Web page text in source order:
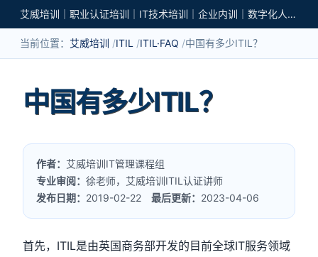
艾威培训｜职业认证培训｜IT技术培训｜企业内训｜数字化人才培养
当前位置： 艾威培训 ITIL ITIL·FAQ 中国有多少ITIL？
中国有多少ITIL？
作者： 艾威培训IT管理课程组
专业审阅：徐老师，艾威培训ITIL认证讲师
发布日期： 2019-02-22最后更新： 2023-04-06
首先，ITIL是由英国商务部开发的目前全球IT服务领域